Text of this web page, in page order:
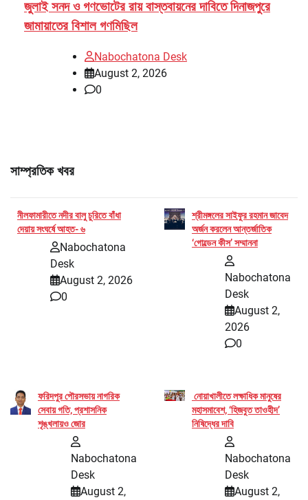
জুলাই সনদ ও গণভোটের রায় বাস্তবায়নের দাবিতে দিনাজপুরে
জামায়াতের বিশাল গণমিছিল
Nabochatona Desk
August 2, 2026
0
সাম্প্রতিক খবর
নীলফামারীতে নদীর বালু চুরিতে বাঁধা
দেয়ায় সংঘর্ষে আহত- ৬
Nabochatona
Desk
August 2, 2026
0
শ্রীমঙ্গলের সাইফুর রহমান জাবেদ
অর্জন করলেন আন্তর্জাতিক
‘গোল্ডেন কীস’ সম্মাননা
Nabochatona
Desk
August 2,
2026
0
ফরিদপুর পৌরসভায় নাগরিক
সেবায় গতি, প্রশাসনিক
শৃঙ্খলায়ও জোর
Nabochatona
Desk
August 2,
নোয়াখালীতে লক্ষাধিক মানুষের
মহাসমাবেশ, ‘হিজবুত তাওহীদ’
নিষিদ্ধের দাবি
Nabochatona
Desk
August 2,